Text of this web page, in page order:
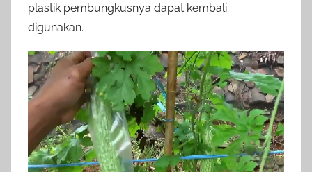
plastik pembungkusnya dapat kembali
digunakan.